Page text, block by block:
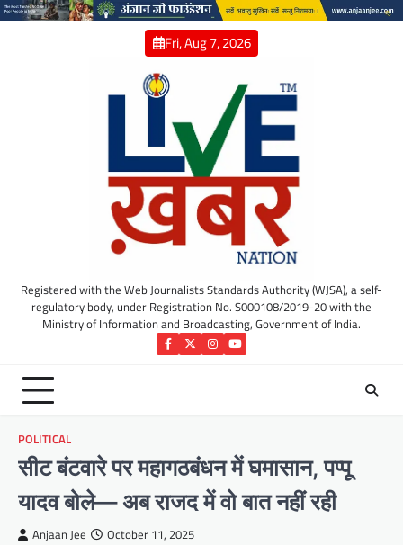
Skip
Fri, Aug 7, 2026
Registered with the Web Journalists Standards Authority (WJSA), a self-
regulatory body, under Registration No. S000108/2019-20 with the
Ministry of Information and Broadcasting, Government of India.
Facebook
TwitterInstagram
YouTube
POLITICAL
सीट बंटवारे पर महागठबंधन में घमासान, पप्पू
यादव बोले— अब राजद में वो बात नहीं रही
Anjaan Jee October 11, 2025